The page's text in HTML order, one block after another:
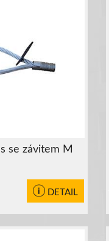
se závitem M
DETAIL